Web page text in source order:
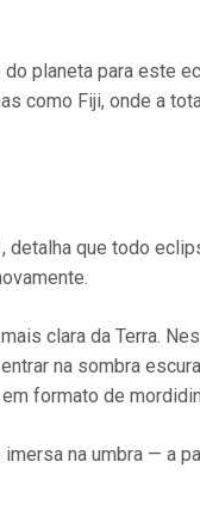
planeta para este
como Fiji, onde a
detalha que todo
clara da Terra.
na sombra
formato de
na umbra — a